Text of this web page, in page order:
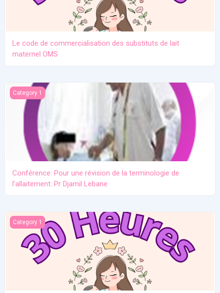
Le code de commercialisation des substituts de lait
maternel OMS
Conférence: Pour une révision de la terminologie de l'allaitement.
Category 1
Conférence: Pour une révision de la terminologie de
l'allaitement. Pr Djamil Lebane
Les problèmes communs en allaitement maternel
Category 1